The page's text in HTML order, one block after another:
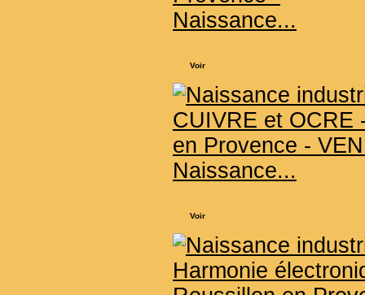
Naissance...
Voir
Naissance...
Voir